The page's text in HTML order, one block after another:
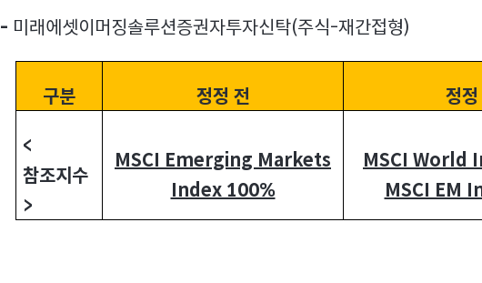
- 미래에셋이머징솔루션증권자투자신탁(주식-재간접형)
구분 정정 전 정
<
참조지수
>
MSCI Emerging Markets
Index 100%
MSCI World
MSCI EM